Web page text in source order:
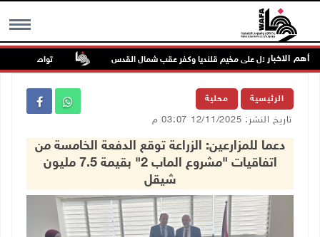
MENU أهم الاخبار تواصل انتهاكات
الرئيسية محلية
تاريخ النشر: 12/11/2025 03:07 م
دعما للمزارعين: الزراعة توقع الدفعة الخامسة من
اتفاقيات "مشروع الماب 2" بقيمة 7.5 مليون
شيقل